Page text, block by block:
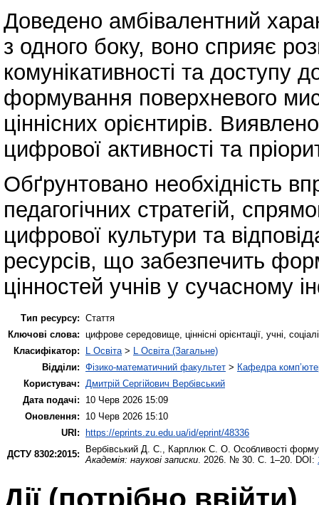
Доведено амбівалентний
з одного боку, воно сприяє
комунікативності та доступу
формування поверхневого
ціннісних орієнтирів.
цифрової активності та
Обґрунтовано необхідність
педагогічних стратегій,
цифрової культури та
ресурсів, що забезпечить
цінностей учнів у сучасному
Тип ресурсу: Стаття
Ключові слова: цифрове середовище, ціннісні орієнтації, учні,
Класифікатор:
L Освіта> L Освіта (Загальне)
Відділи: Фізико-математичний факультет > Кафедра
Користувач: Дмитрій Сергійович Вербівський
Дата подачі:
10 Черв 2026 15:09
Оновлення:
10 Черв 2026 15:10
URI:
https://eprints.zu.edu.ua/id/eprint/48336
ДСТУ 8302:2015:
Вербівський Д. С., Карплюк С. О. Особливості
Академія: наукові записки. 2026. № 30. С. 1–20. DOI: